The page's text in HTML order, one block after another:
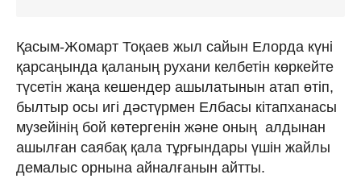
Қасым-Жомарт Тоқаев жыл сайын Елорда күні
қарсаңында қаланың рухани келбетін көркейте
түсетін жаңа кешендер ашылатынын атап өтіп,
былтыр осы игі дәстүрмен Елбасы кітапханасы
музейінің бой көтергенін және оның алдынан
ашылған саябақ қала тұрғындары үшін жайлы
демалыс орнына айналғанын айтты.